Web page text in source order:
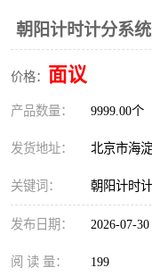
朝阳计时计分系
价格： 面议
产品数量： 9999.00个
发货地址： 北京市海
关键词： 朝阳计时
发布日期： 2026-07-30
阅 读 量： 199